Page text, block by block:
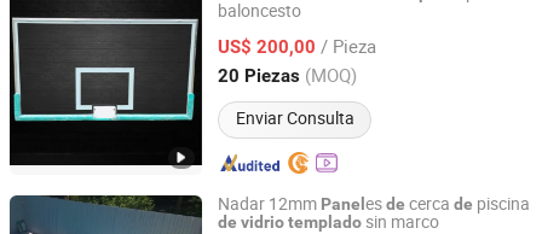
baloncesto
US$ 200,00 / Pieza
20 Piezas (MOQ)
Enviar Consulta
Qingdao Forward Glass Industry Co., Ltd.
Shandong, China Desde 2023
Nadar 12mm Panel esde cerca de piscina
de vidriotempladosin marco